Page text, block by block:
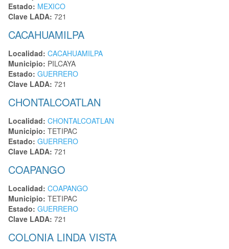
Estado: MEXICO
Clave LADA: 721
CACAHUAMILPA
Localidad: CACAHUAMILPA
Municipio: PILCAYA
Estado: GUERRERO
Clave LADA: 721
CHONTALCOATLAN
Localidad: CHONTALCOATLAN
Municipio: TETIPAC
Estado: GUERRERO
Clave LADA: 721
COAPANGO
Localidad: COAPANGO
Municipio: TETIPAC
Estado: GUERRERO
Clave LADA: 721
COLONIA LINDA VISTA